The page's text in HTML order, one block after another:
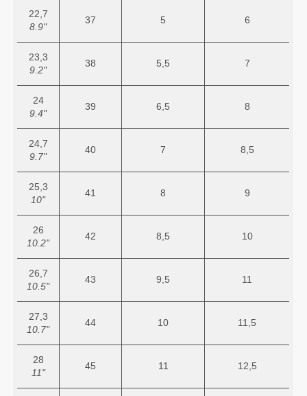
22,7
8.9"
37 5 6
23,3
9.2"
38 5,5 7
24
9.4"
39 6,5 8
24,7
9.7"
40 7 8,5
25,3
10"
41 8 9
26
10.2"
42 8,5 10
26,7
10.5"
43 9,5 11
27,3
10.7"
44 10 11,5
28
11"
45 11 12,5